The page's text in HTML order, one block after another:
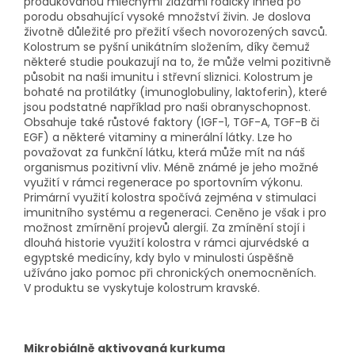
porodu obsahující vysoké množství živin. Je doslova
životně důležité pro přežití všech novorozených savců.
Kolostrum se pyšní unikátním složením, díky čemuž
některé studie poukazují na to, že může velmi pozitivně
působit na naši imunitu i střevní sliznici. Kolostrum je
bohaté na protilátky (imunoglobuliny, laktoferin), které
jsou podstatné například pro naši obranyschopnost.
Obsahuje také růstové faktory (IGF-1, TGF-A, TGF-B či
EGF) a některé vitaminy a minerální látky. Lze ho
považovat za funkční látku, která může mít na náš
organismus pozitivní vliv. Méně známé je jeho možné
využití v rámci regenerace po sportovním výkonu.
Primární využití kolostra spočívá zejména v stimulaci
imunitního systému a regeneraci. Ceněno je však i pro
možnost zmírnění projevů alergií. Za zmínění stojí i
dlouhá historie využití kolostra v rámci ajurvédské a
egyptské medicíny, kdy bylo v minulosti úspěšně
užíváno jako pomoc při chronických onemocněních.
V produktu se vyskytuje kolostrum kravské.
Mikrobiálně aktivovaná kurkuma